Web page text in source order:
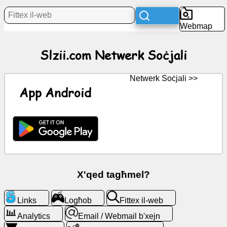
Aħbarijiet
Kuntatti
Logħob
il-
web
Webmap
Slzii.com Netwerk Soċjali
App Android
Netwerk Soċjali >>
X'qed tagħmel?
Links Logħob
Fittex il-web
Analytics
Email / Webmail b'xejn